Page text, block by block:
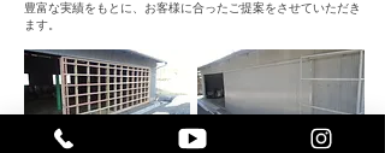
豊富な実績をもとに、お客様に合ったご提案をさせていただき
ます。